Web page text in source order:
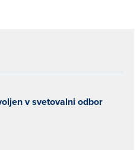
v svetovalni odbor